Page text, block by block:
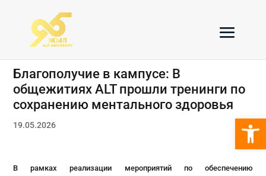
Благополучие в кампусе: В
общежитиях ALT прошли тренинги по
сохранению ментального здоровья
19.05.2026
В рамках реализации мероприятий по обеспечению